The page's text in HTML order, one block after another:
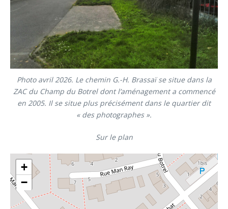
Photo avril 2026. Le chemin G.-H. Brassaï se situe dans la
ZAC du Champ du Botrel dont l’aménagement a commencé
en 2005. Il se situe plus précisément dans le quartier dit
« des photographes ».
Sur le plan
+
−